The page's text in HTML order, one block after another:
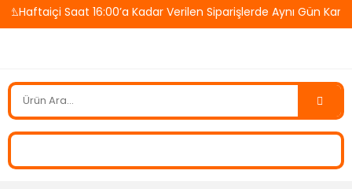
Saat 16:00’a Kadar Verilen Siparişlerde Aynı Gün